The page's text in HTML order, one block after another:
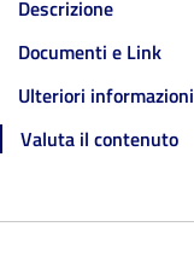
Descrizione
Documenti e Link
Ulteriori informazioni
Valuta il contenuto